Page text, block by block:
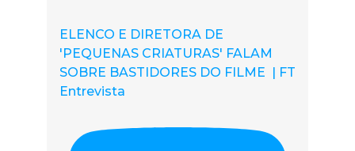
ELENCO E DIRETORA DE
'PEQUENAS CRIATURAS' FALAM
SOBRE BASTIDORES DO FILME | FT
Entrevista